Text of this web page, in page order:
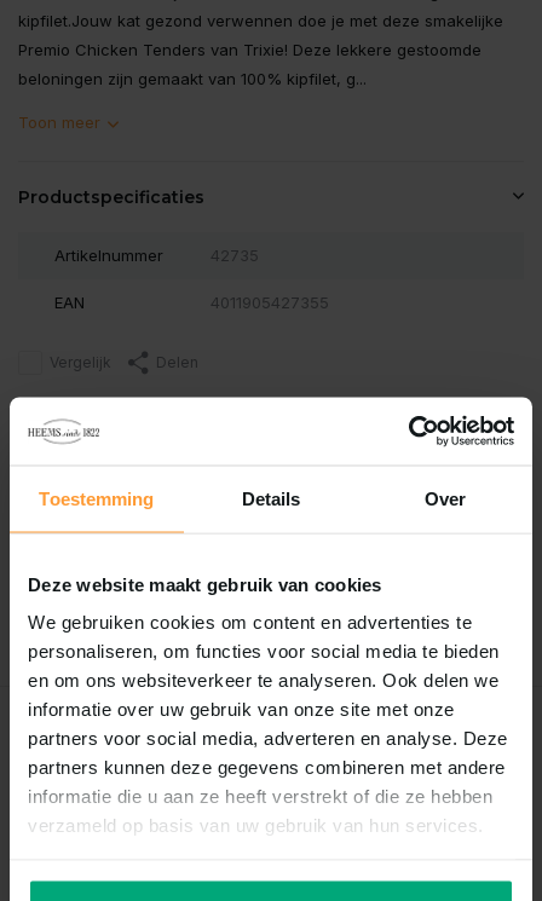
Toestemming Details Over
Deze website maakt gebruik van cookies
We gebruiken cookies om content en advertenties te
personaliseren, om functies voor social media te bieden
en om ons websiteverkeer te analyseren. Ook delen we
informatie over uw gebruik van onze site met onze
partners voor social media, adverteren en analyse. Deze
partners kunnen deze gegevens combineren met andere
informatie die u aan ze heeft verstrekt of die ze hebben
verzameld op basis van uw gebruik van hun services.
kipfilet.Jouw kat gezond verwennen doe je met deze smakelijke
Premio Chicken Tenders van Trixie! Deze lekkere gestoomde
beloningen zijn gemaakt van 100% kipfilet, g...
Toon meer
Productspecificaties
Artikelnummer 42735
EAN 4011905427355
Vergelijk Delen
0/5 Based on 0 reviews
Schrijf je eigen review
Recent bekeken